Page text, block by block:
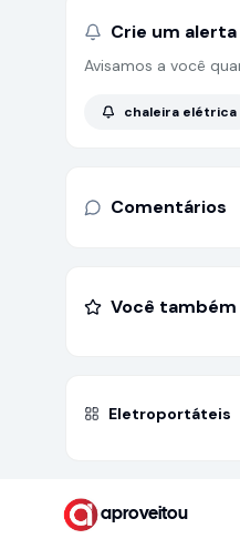
Crie um alerta
Avisamos a você
chaleira elétrica
Comentários
Você
Eletroportáteis
aproveitou